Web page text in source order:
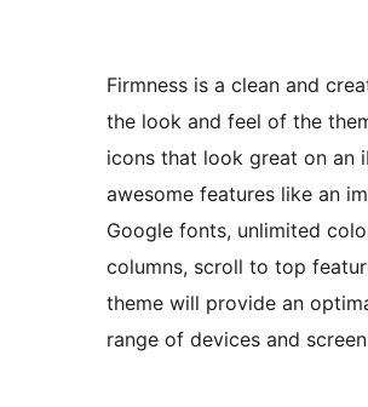
Firmness is a clean and
the look and feel of the
icons that look great on an
awesome features like an
Google fonts, unlimited
columns, scroll to top
theme will provide an
range of devices and